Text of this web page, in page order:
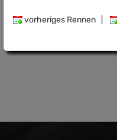
vorheriges Rennen